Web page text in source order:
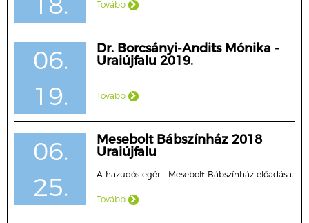
Tovább
06.
19.
Dr. Borcsányi-Andits Mónika -
Uraiújfalu 2019.
Tovább
06.
25.
Mesebolt Bábszínház 2018
Uraiújfalu
A hazudós egér - Mesebolt Bábszínház előadása.
Tovább